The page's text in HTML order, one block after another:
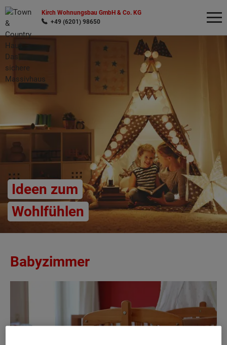
Kirch Wohnungsbau GmbH & Co. KG
+49 (6201) 98650
Ideen zum
Wohlfühlen
Babyzimmer
Wonach möchten Sie suchen?